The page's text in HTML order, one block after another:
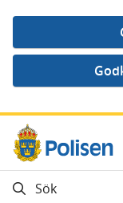
Gå direkt till
Sök